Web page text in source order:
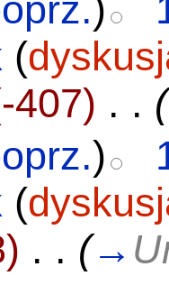
)
(
407) . . (
)
(
. . (→